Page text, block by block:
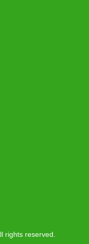
rights reserved.